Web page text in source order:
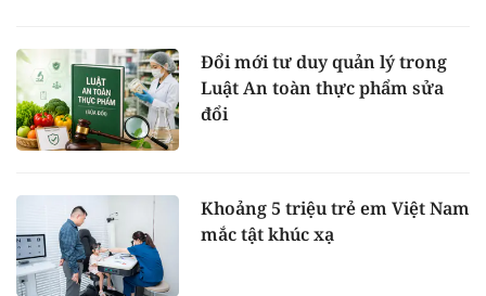
Đổi mới tư duy quản lý trong
Luật An toàn thực phẩm sửa
đổi
Khoảng 5 triệu trẻ em Việt Nam
mắc tật khúc xạ